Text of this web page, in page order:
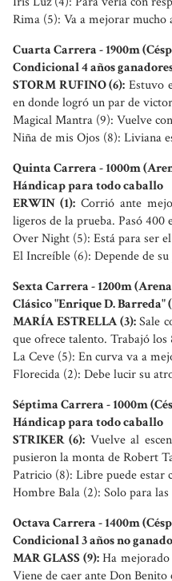
Rima (5): Va a mejorar mucho
Cuarta Carrera - 1900m
Condicional 4 años
STORM RUFINO (6): Estuvo
en donde logró un par de
Magical Mantra (9): Vuelve
Niña de mis Ojos (8): Liviana
Quinta Carrera - 1000m
Hándicap para todo caballo
ERWIN (1): Corrió ante
ligeros de la prueba. Pasó 400
Over Night (5): Está para ser
El Increíble (6): Depende de
Sexta Carrera - 1200m
Clásico "Enrique D. Barreda"
MARÍA ESTRELLA (3):Sale
que ofrece talento. Trabajó los
La Ceve (5): En curva va a
Florecida (2): Debe lucir su
Séptima Carrera - 1000m
Hándicap para todo caballo
STRIKER (6): Vuelve al
pusieron la monta de Robert
Patricio (8): Libre puede estar
Hombre Bala (2): Solo para
Octava Carrera - 1400m
Condicional 3 años no
MAR GLASS (9):Ha mejorado
Viene de caer ante Don